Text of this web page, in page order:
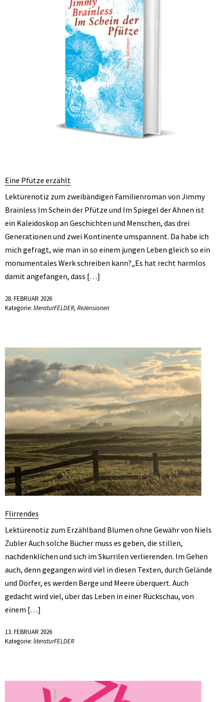
Eine Pfütze erzählt
Lektürenotiz zum zweibändigen Familienroman von Jimmy
Brainless Im­ Schein­ der­ Pfütze und Im Spiegel der Ahnen ist
ein Kaleidoskop an Geschichten und Menschen, das drei
Generationen und zwei Kontinente umspannent. Da habe ich
mich gefragt, wie man in so einem jungen Leben gleich so ein
monumentales Werk schreiben kann?„Es hat recht harmlos
damit angefangen, dass […]
28. FEBRUAR 2026
Kategorie: literaturFELDER, Rezensionen
Flirrendes
Lektürenotiz zum Erzählband Blumen ohne Gewähr von Niels
Zubler Auch solche Bücher muss es geben, die stillen,
nachdenklichen und sich im Skurrilen verlierenden. Im Gehen
auch, denn gegangen wird viel in diesen Texten, durch Gelände
und Dörfer, es werden Berge und Meere überquert. Auch
gedacht wird viel, über das Leben in einer Rückschau, von
einem […]
13. FEBRUAR 2026
Kategorie: literaturFELDER